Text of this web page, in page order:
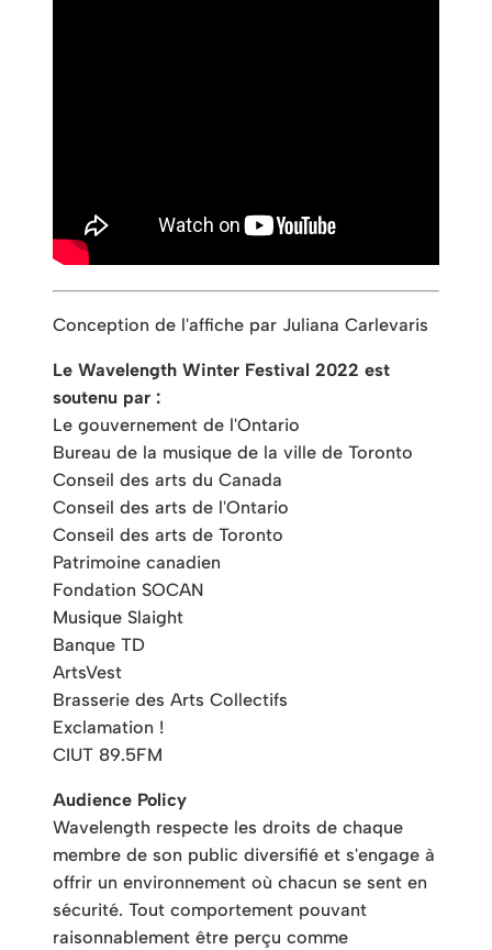
Conception de l'affiche par Juliana Carlevaris
Le Wavelength Winter Festival 2022 est
soutenu par :
Le gouvernement de l'Ontario
Bureau de la musique de la ville de Toronto
Conseil des arts du Canada
Conseil des arts de l'Ontario
Conseil des arts de Toronto
Patrimoine canadien
Fondation SOCAN
Musique Slaight
Banque TD
ArtsVest
Brasserie des Arts Collectifs
Exclamation !
CIUT 89.5FM
Audience Policy
Wavelength respecte les droits de chaque
membre de son public diversifié et s'engage à
offrir un environnement où chacun se sent en
sécurité. Tout comportement pouvant
raisonnablement être perçu comme